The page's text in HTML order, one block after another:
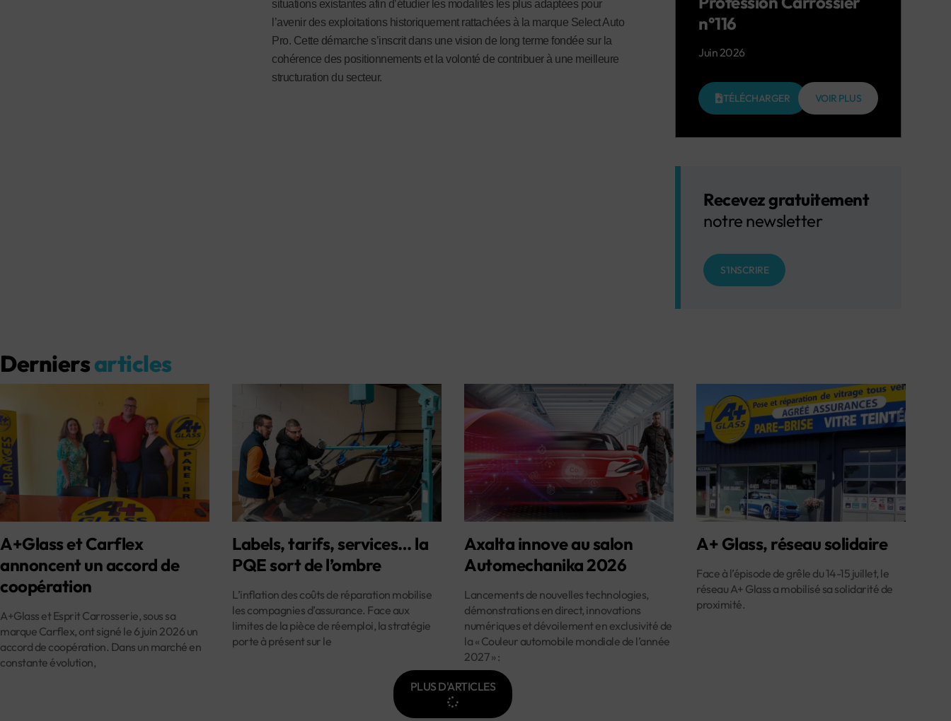
situations existantes afin d’étudier les modalités les plus adaptées pour
l’avenir des exploitations historiquement rattachées à la marque Select Auto
Pro. Cette démarche s’inscrit dans une vision de long terme fondée sur la
cohérence des positionnements et la volonté de contribuer à une meilleure
structuration du secteur.
n°116
Juin 2026
TÉLÉCHARGER VOIR PLUS
Recevez gratuitement
notre newsletter
S'INSCRIRE
Derniersarticles
A+Glass et Carflex
annoncent un accord de
coopération
A+Glass et Esprit Carrosserie, sous sa
marque Carflex, ont signé le 6 juin 2026 un
accord de coopération. Dans un marché en
constante évolution,
Labels, tarifs, services… la
PQE sort de l’ombre
L’inflation des coûts de réparation mobilise
les compagnies d’assurance. Face aux
limites de la pièce de réemploi, la stratégie
porte à présent sur le
Axalta innove au salon
Automechanika 2026
Lancements de nouvelles technologies,
démonstrations en direct, innovations
numériques et dévoilement en exclusivité de
la « Couleur automobile mondiale de l’année
2027 » :
A+ Glass, réseau solidaire
Face à l’épisode de grêle du 14-15 juillet, le
réseau A+ Glass a mobilisé sa solidarité de
proximité.
PLUS D'ARTICLES